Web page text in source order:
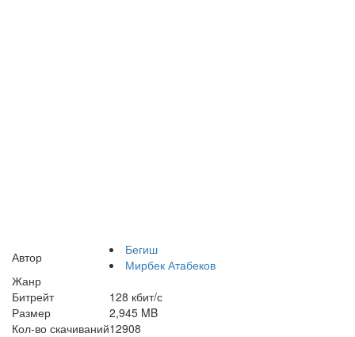
Автор
Бегиш
Мирбек Атабеков
Жанр
Битрейт
128 кбит/с
Размер
2,945 MB
Кол-во скачиваний12908